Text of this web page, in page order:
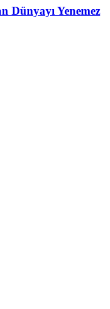
Dünyayı Yenemez